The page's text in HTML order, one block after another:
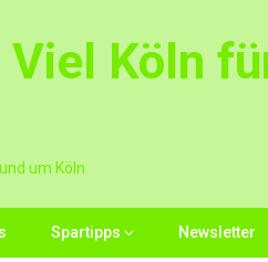
Köln
um Köln
Spartipps Newsletter